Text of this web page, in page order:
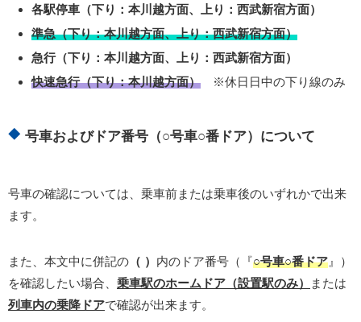
各駅停車（下り：本川越方面、上り：西武新宿方面）
準急（下り：本川越方面、上り：西武新宿方面）
急行（下り：本川越方面、上り：西武新宿方面）
快速急行（下り：本川越方面） ※休日日中の下り線のみ
号車およびドア番号（○号車○番ドア）について
号車の確認については、乗車前または乗車後のいずれかで出来
ます。
また、本文中に併記の （ ） 内のドア番号（『○号車○番ドア 』）
を確認したい場合、 乗車駅のホームドア（設置駅のみ）
または
列車内の乗降ドアで確認が出来ます。